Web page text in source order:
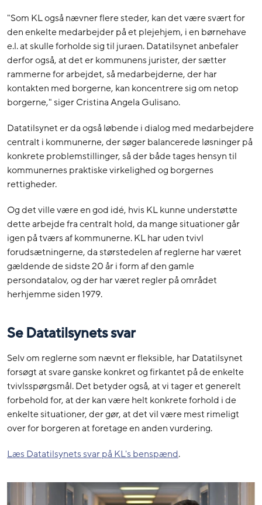
"Som KL også nævner flere steder, kan det være svært for
den enkelte medarbejder på et plejehjem, i en børnehave
e.l. at skulle forholde sig til juraen. Datatilsynet anbefaler
derfor også, at det er kommunens jurister, der sætter
rammerne for arbejdet, så medarbejderne, der har
kontakten med borgerne, kan koncentrere sig om netop
borgerne," siger Cristina Angela Gulisano.
Datatilsynet er da også løbende i dialog med medarbejdere
centralt i kommunerne, der søger balancerede løsninger på
konkrete problemstillinger, så der både tages hensyn til
kommunernes praktiske virkelighed og borgernes
rettigheder.
Og det ville være en god idé, hvis KL kunne understøtte
dette arbejde fra centralt hold, da mange situationer går
igen på tværs af kommunerne. KL har uden tvivl
forudsætningerne, da størstedelen af reglerne har været
gældende de sidste 20 år i form af den gamle
persondatalov, og der har været regler på området
herhjemme siden 1979.
Se Datatilsynets svar
Selv om reglerne som nævnt er fleksible, har Datatilsynet
forsøgt at svare ganske konkret og firkantet på de enkelte
tvivlsspørgsmål. Det betyder også, at vi tager et generelt
forbehold for, at der kan være helt konkrete forhold i de
enkelte situationer, der gør, at det vil være mest rimeligt
over for borgeren at foretage en anden vurdering.
Læs Datatilsynets svar på KL's benspænd.